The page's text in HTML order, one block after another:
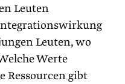
Leuten
Leuten, wo
Werte
Ressourcen gibt